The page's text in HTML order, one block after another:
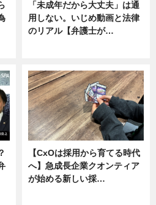
「未成年だから大丈夫」は通
用しない。いじめ動画と法律
のリアル【弁護士が…
【CxOは採用から育てる時代
へ】急成長企業クオンティア
が始める新しい採…